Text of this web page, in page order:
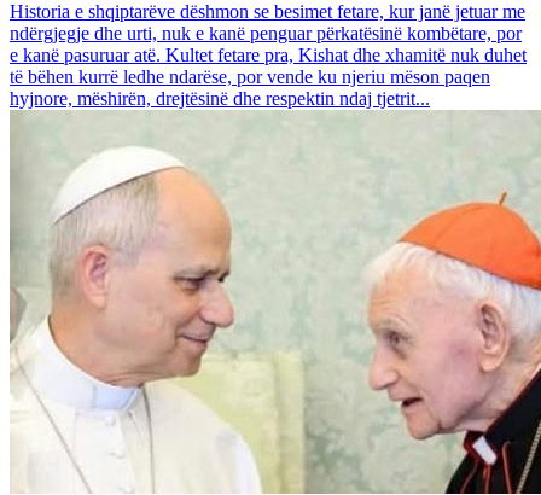
Historia e shqiptarëve dëshmon se besimet fetare, kur janë jetuar me
ndërgjegje dhe urti, nuk e kanë penguar përkatësinë kombëtare, por
e kanë pasuruar atë. Kultet fetare pra, Kishat dhe xhamitë nuk duhet
të bëhen kurrë ledhe ndarëse, por vende ku njeriu mëson paqen
hyjnore, mëshirën, drejtësinë dhe respektin ndaj tjetrit...